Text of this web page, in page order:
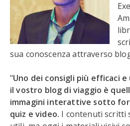
sua conoscenza attraverso
"Uno dei consigli più efficaci
il vostro blog di viaggio è
immagini interattive sotto
quiz e video. I contenuti scritti